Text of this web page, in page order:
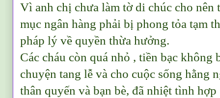
Vì anh chị chưa làm tờ di chúc cho nên
mục ngân hàng phải bị phong tỏa tạm
pháp lý về quyền thừa hưởng.
Các cháu còn quá nhỏ , tiền bạc không
chuyện tang lễ và cho cuộc sống hằng
thân quyến và bạn bè, đã nhiệt tình